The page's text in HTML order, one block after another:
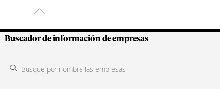
Guía de Empresas Colombianas
Buscador de información de empresas